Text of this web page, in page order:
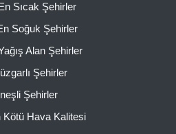
Sıcak Şehirler
Soğuk Şehirler
Alan Şehirler
Şehirler
Şehirler
Kötü Hava Kalitesi